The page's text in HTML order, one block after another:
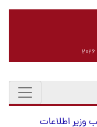
وزیر اطلاعات